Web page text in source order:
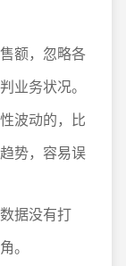
额，忽略各
业务状况。
波动的，比
势，容易误
据没有打
。